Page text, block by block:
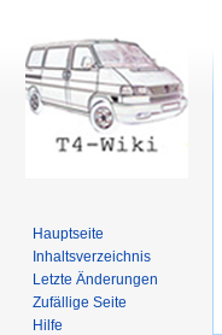
Hauptseite
Inhaltsverzeichnis
Letzte Änderungen
Zufällige Seite
Hilfe